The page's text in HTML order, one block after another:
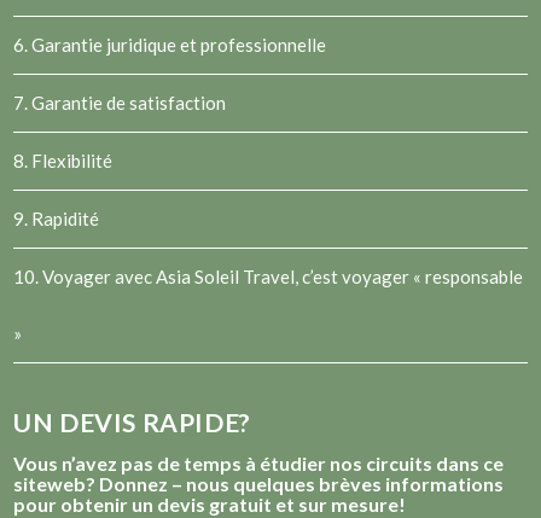
6. Garantie juridique et professionnelle
7. Garantie de satisfaction
8. Flexibilité
9. Rapidité
10. Voyager avec Asia Soleil Travel, c’est voyager « responsable
»
UN DEVIS RAPIDE?
Vous n’avez pas de temps à étudier nos circuits dans ce
siteweb? Donnez – nous quelques brèves informations
pour obtenir un devis gratuit et sur mesure!